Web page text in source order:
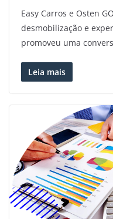
Easy Carros e Osten
desmobilização e
promoveu uma
Leia mais